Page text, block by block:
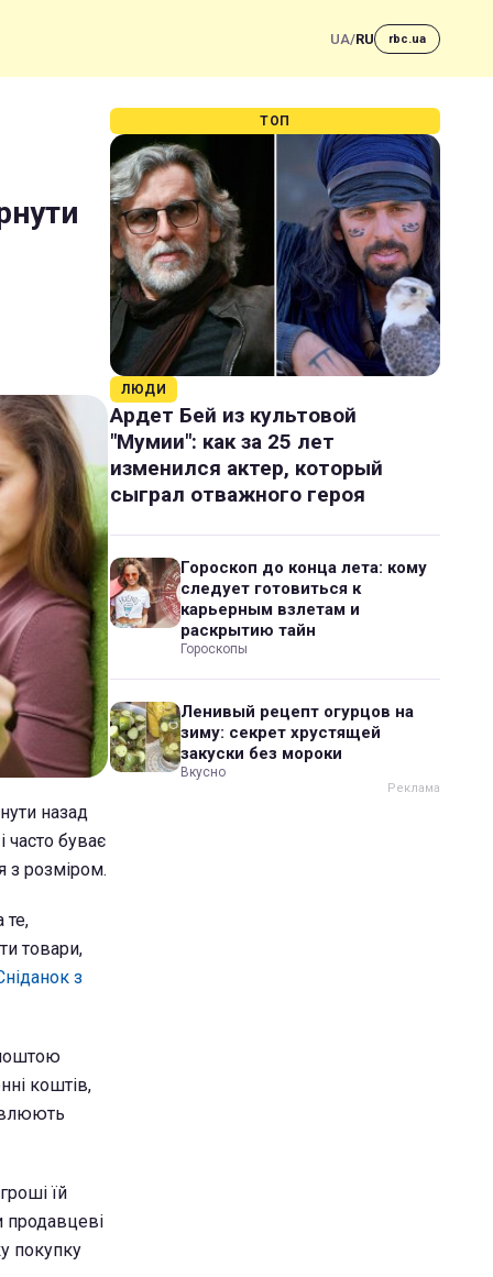
UA/RU rbc.ua
назад
часто буває
з розміром.
те,
товари,
з
коштів,
їй
продавцеві
покупку
ТОП
ЛЮДИ
Ардет Бей из культовой
"Мумии": как за 25 лет
изменился актер, который
сыграл отважного героя
Гороскоп до конца лета: кому
следует готовиться к
карьерным взлетам и
раскрытию тайн
Гороскопы
Ленивый рецепт огурцов на
зиму: секрет хрустящей
закуски без мороки
Вкусно